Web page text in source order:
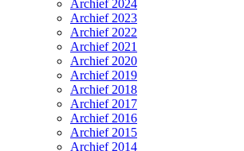
Archief 2024
Archief 2023
Archief 2022
Archief 2021
Archief 2020
Archief 2019
Archief 2018
Archief 2017
Archief 2016
Archief 2015
Archief 2014